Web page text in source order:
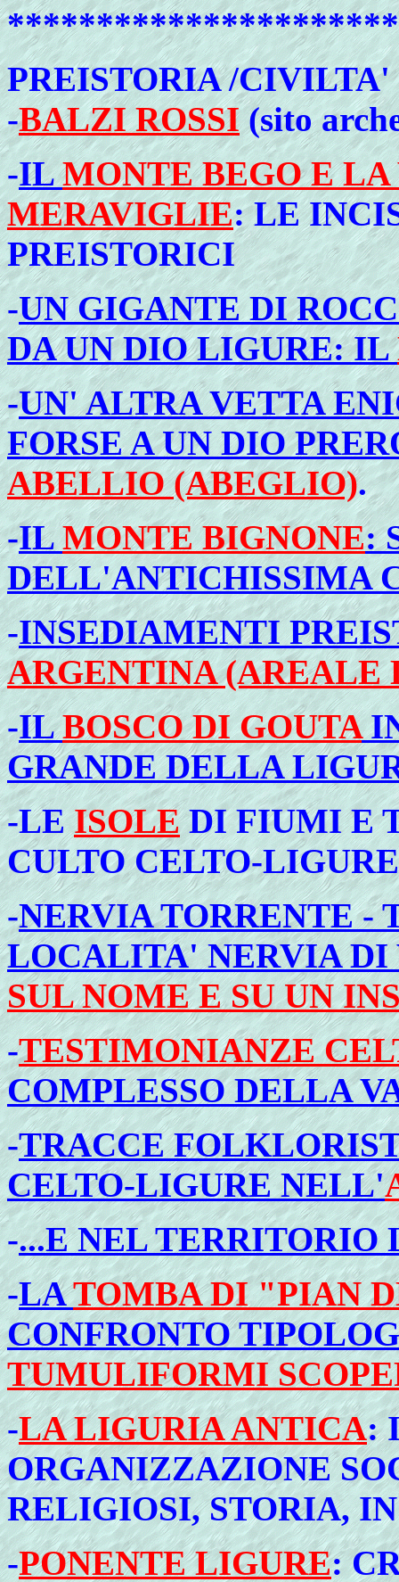
PREISTORIA /
-BALZI ROSSI(sito
-ILMONTE BEGO E
MERAVIGLIE: LE
PREISTORICI
-UN GIGANTE DI
DA UN DIO LIGURE: IL
-UN' ALTRA VETTA
FORSE A UN DIO
ABELLIO (ABEGLIO).
-ILMONTE BIGNONE:
DELL'ANTICHISSIMA
-INSEDIAMENTI
ARGENTINA (AREALE
-ILBOSCO DI GOUTA
GRANDE DELLA
-LEISOLEDI FIUMI E
CULTO CELTO-
-NERVIA TORRENTE -
LOCALITA' NERVIA
SUL NOME E SU UN
-TESTIMONIANZE
COMPLESSO DELLA
-TRACCE
CELTO-LIGURE NELL'
-...E NEL
-LATOMBA DI "PIAN
CONFRONTO
TUMULIFORMI
-LA LIGURIA ANTICA:
ORGANIZZAZIONE
RELIGIOSI, STORIA,
-PONENTE LIGURE: